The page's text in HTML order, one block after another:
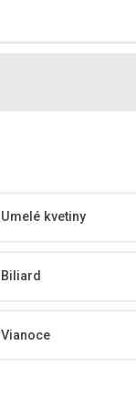
Umelé kvetiny
Biliard
Vianoce